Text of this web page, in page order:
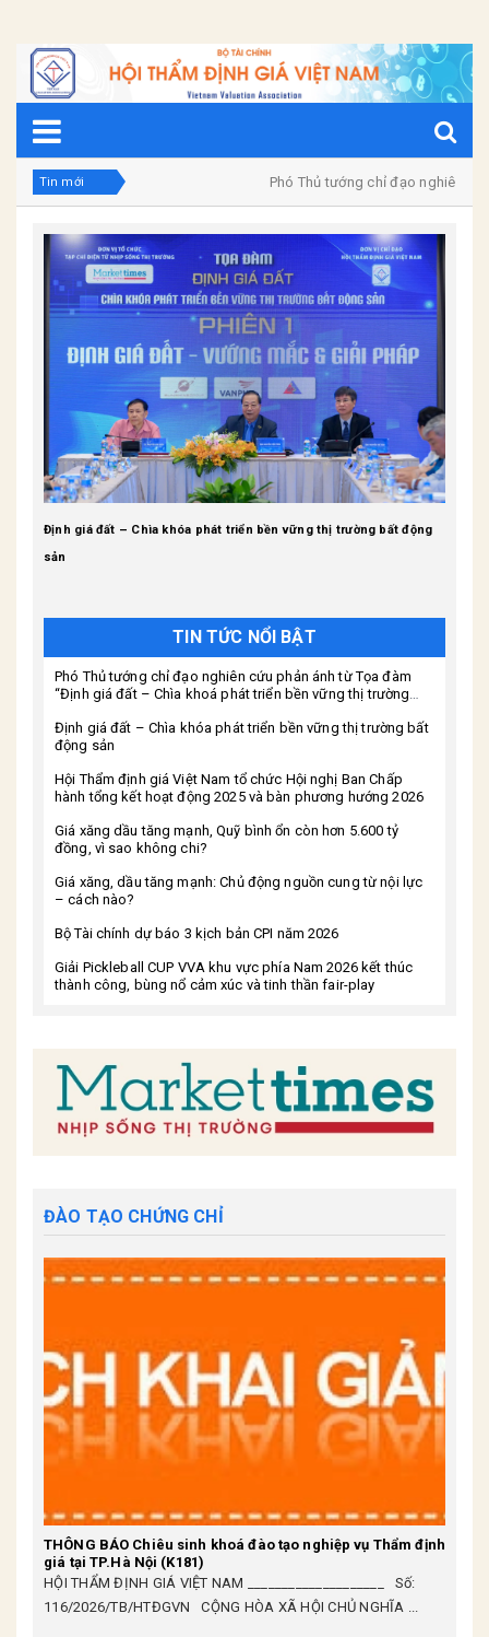
Tin mới Phó Thủ tướng chỉ đạo nghiên cứu
Định giá đất – Chìa khóa phát triển bền vững thị trường bất động
sản
TIN TỨC NỔI BẬT
Phó Thủ tướng chỉ đạo nghiên cứu phản ánh từ Tọa đàm
“Định giá đất – Chìa khoá phát triển bền vững thị trường
Định giá đất – Chìa khóa phát triển bền vững thị trường bất
động sản
Hội Thẩm định giá Việt Nam tổ chức Hội nghị Ban Chấp
hành tổng kết hoạt động 2025 và bàn phương hướng 2026
Giá xăng dầu tăng mạnh, Quỹ bình ổn còn hơn 5.600 tỷ
đồng, vì sao không chi?
Giá xăng, dầu tăng mạnh: Chủ động nguồn cung từ nội lực
– cách nào?
Bộ Tài chính dự báo 3 kịch bản CPI năm 2026
Giải Pickleball CUP VVA khu vực phía Nam 2026 kết thúc
thành công, bùng nổ cảm xúc và tinh thần fair-play
ĐÀO TẠO CHỨNG CHỈ
THÔNG BÁO Chiêu sinh khoá đào tạo nghiệp vụ Thẩm định
giá tại TP.Hà Nội (K181)
HỘI THẨM ĐỊNH GIÁ VIỆT NAM ____________________ Số:
116/2026/TB/HTĐGVN CỘNG HÒA XÃ HỘI CHỦ NGHĨA ...